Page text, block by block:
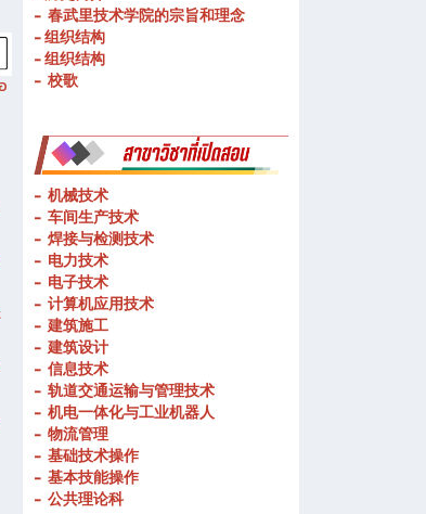
- 历史简介
- 组织结构
- 校歌
- 机械技术
- 车间生产技术
-焊接与检测技术
-电力技术
- 电子技术
- 计算机应用技术
- 建筑施工
- 建筑设计
- 信息技术
- 轨道交通运输与管理技术
- 机电一体化与工业机器人